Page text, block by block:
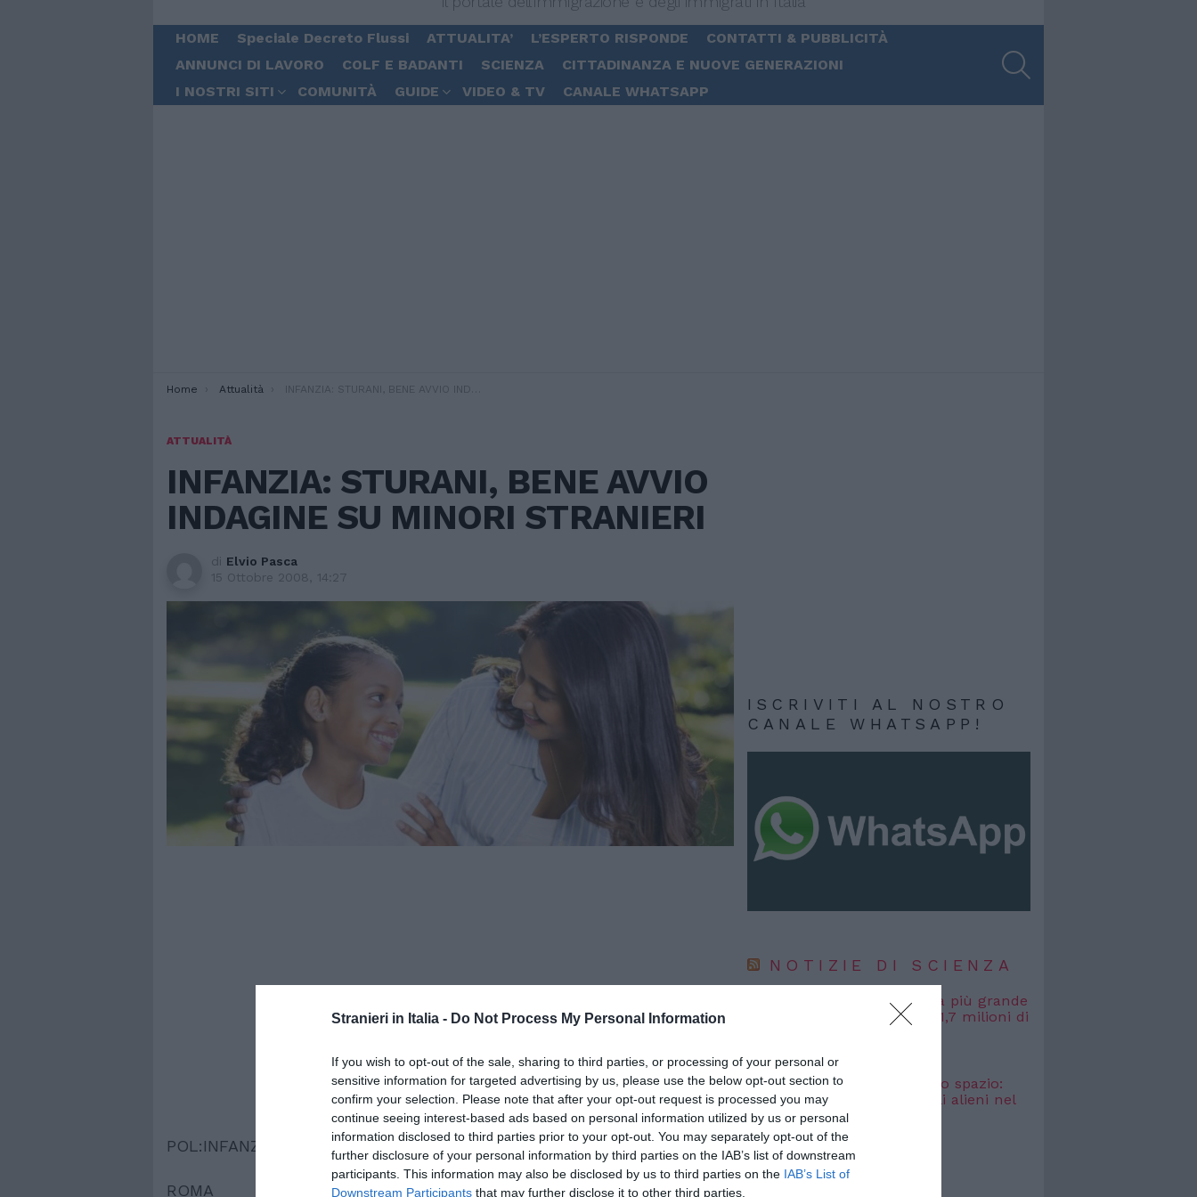
Stranieri in Italia - Do Not Process My Personal Information
If you wish to opt-out of the sale, sharing to third parties, or processing of your personal or
sensitive information for targeted advertising by us, please use the below opt-out section to
confirm your selection. Please note that after your opt-out request is processed you may
continue seeing interest-based ads based on personal information utilized by us or personal
information disclosed to third parties prior to your opt-out. You may separately opt-out of the
further disclosure of your personal information by third parties on the IAB’s list of downstream
participants. This information may also be disclosed by us to third parties on the IAB’s List of
Downstream Participants that may further disclose it to other third parties.
HOME Speciale Decreto Flussi ATTUALITA’ L’ESPERTO RISPONDE
CONTATTI & PUBBLICITÀ
ANNUNCI DI LAVORO
COLF E BADANTI SCIENZA
CITTADINANZA E NUOVE GENERAZIONI
I NOSTRI SITI
COMUNITÀ GUIDE VIDEO & TV CANALE WHATSAPP
You are here:
Home Attualità INFANZIA: STURANI, BENE AVVIO INDAGINE SU MINORI STRANIERI
ATTUALITÀ
INFANZIA: STURANI, BENE AVVIO
INDAGINE SU MINORI STRANIERI
di Elvio Pasca
15 Ottobre 2008, 14:27
POL:INFANZIA
ROMA
ISCRIVITI AL NOSTRO
CANALE WHATSAPP!
NOTIZIE DI SCIENZA
IC 1101, misurata la galassia più grande
conosciuta: si estende per 1,7 milioni di
“Fari cosmici” nascosti nello spazio:
potremmo cercare i segnali alieni nel
posto sbagliato
4 Agosto 2026